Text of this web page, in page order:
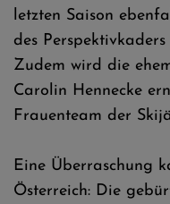
letzten Saison
des
Zudem wird die
Carolin Hennecke
Frauenteam der
Eine Überraschung
Österreich: Die